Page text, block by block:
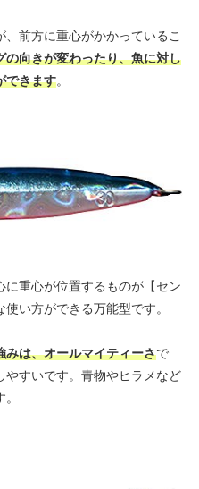
前方に重心がかかっているこ
の向きが変わったり、魚に対し
できます。
に重心が位置するものが【セン
い方ができる万能型です。
みは、オールマイティーさで
すいです。青物やヒラメなど